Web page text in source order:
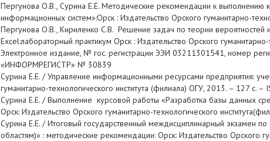
Пергунова О.В., Сурина Е.Е. Методические рекомендации к выполнению
информационных систем»:Орск : Издательство Орского гуманитарно-
Пергунова О.В., Кириленко С.В. Решение задач по теории вероятностей
Excel:лабораторный практикум Орск : Издательство Орского
Электронное издание, № гос. регистрации ЭЭИ 03211301541, номер
«ИНФОРМРЕГИСТР» № 30839
Сурина Е.Е. / Управление информационными ресурсами предприятия:
гуманитарно-технологического института (филиала) ОГУ, 2013. – 127 с.
Сурина Е.Е. / Выполнение курсовой работы «Разработка базы данных
Орск: Издательство Орского гуманитарно-технологического
Сурина Е.Е. / Итоговый государственный междисциплинарный экзамен
областям)» : методические рекомендации: Орск: Издательство Орского